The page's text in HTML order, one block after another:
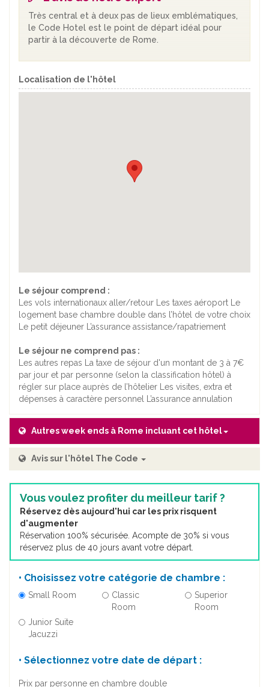
Très central et à deux pas de lieux emblématiques,
le Code Hotel est le point de départ idéal pour
partir à la découverte de Rome.
Localisation de l'hôtel
Le séjour comprend :
Les vols internationaux aller/retour Les taxes aéroport Le
logement base chambre double dans l’hôtel de votre choix
Le petit déjeuner L’assurance assistance/rapatriement
Le séjour ne comprend pas :
Les autres repas La taxe de séjour d'un montant de 3 à 7€
par jour et par personne (selon la classification hôtel) à
régler sur place auprès de l’hôtelier Les visites, extra et
dépenses à caractère personnel L’assurance annulation
Autres week ends à Rome incluant cet hôtel
Avis sur l'hôtel The Code
Vous voulez profiter du meilleur tarif ?
Réservez dès aujourd'hui car les prix risquent
d'augmenter
Réservation 100% sécurisée. Acompte de 30% si vous
réservez plus de 40 jours avant votre départ.
• Choisissez votre catégorie de chambre :
Small Room
Classic
Room
Superior
Room
Junior Suite
Jacuzzi
• Sélectionnez votre date de départ :
Prix par personne en chambre double